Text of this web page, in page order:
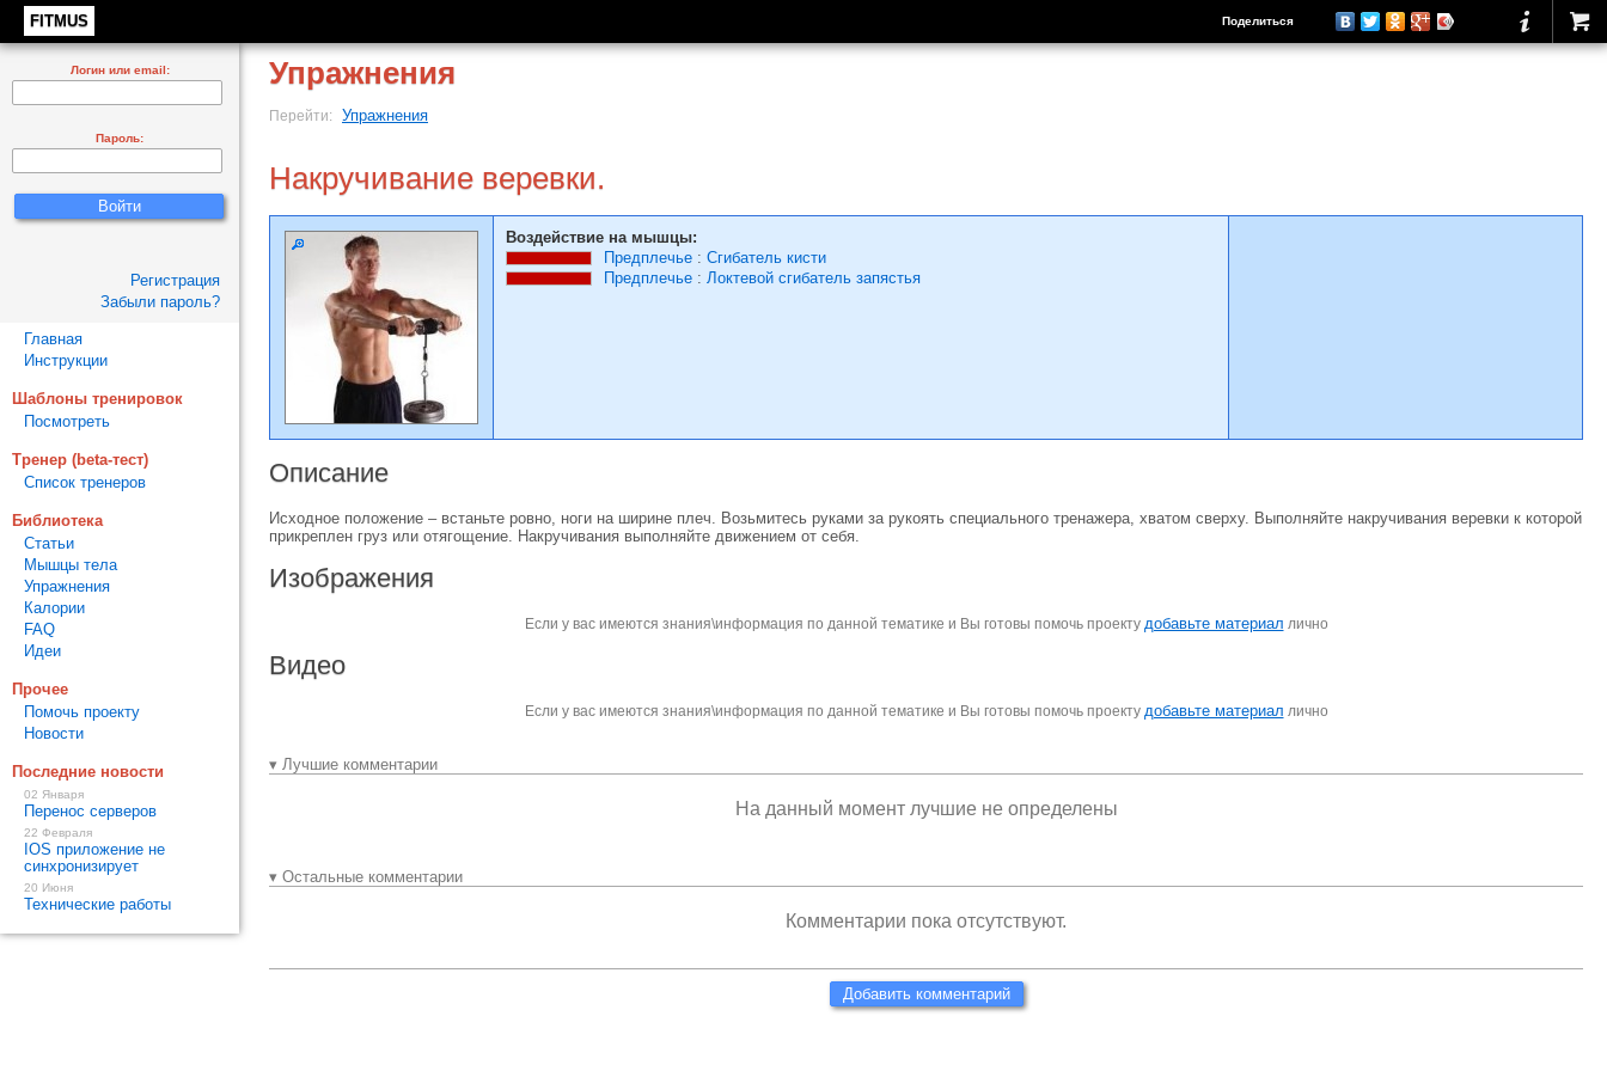
FITMUS Поделиться
Упражнения
Перейти: Упражнения
Накручивание веревки.
Воздействие на мышцы:
Предплечье : Сгибатель кисти
Предплечье : Локтевой сгибатель запястья
Описание
Исходное положение – встаньте ровно, ноги на ширине плеч. Возьмитесь руками за рукоять специального тренажера, хватом сверху. Выполняйте накручивания веревки к которой
прикреплен груз или отягощение. Накручивания выполняйте движением от себя.
Изображения
Если у вас имеются знания\информация по данной тематике и Вы готовы помочь проекту добавьте материал лично
Видео
Если у вас имеются знания\информация по данной тематике и Вы готовы помочь проекту добавьте материал лично
▾ Лучшие комментарии
На данный момент лучшие не определены
▾ Остальные комментарии
Комментарии пока отсутствуют.
Добавить комментарий
Логин или email:
Пароль:
Регистрация
Забыли пароль?
Главная
Инструкции
Шаблоны тренировок
Посмотреть
Тренер (beta-тест)
Список тренеров
Библиотека
Статьи
Мышцы тела
Упражнения
Калории
FAQ
Идеи
Прочее
Помочь проекту
Новости
Последние новости
02 Января
Перенос серверов
22 Февраля
IOS приложение не
синхронизирует
20 Июня
Технические работы